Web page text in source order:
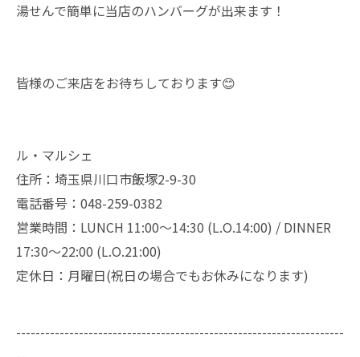
湯せんで簡単に当店のハンバーグが出来ます！
皆様のご来店をお待ちしております😊
ル・マルシェ
住所：埼玉県川口市飯塚2-9-30
電話番号：048-259-0382
営業時間：LUNCH 11:00～14:30 (L.O.14:00) / DINNER
17:30～22:00 (L.O.21:00)
定休日：月曜日(祝日の場合でもお休みになります)
--------------------------------------------------------------------